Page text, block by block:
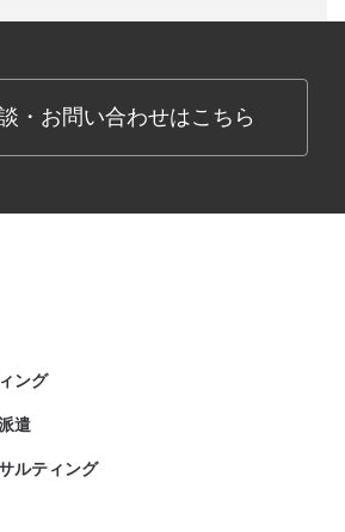
・お問い合わせはこちら
ング
遣
ルティング